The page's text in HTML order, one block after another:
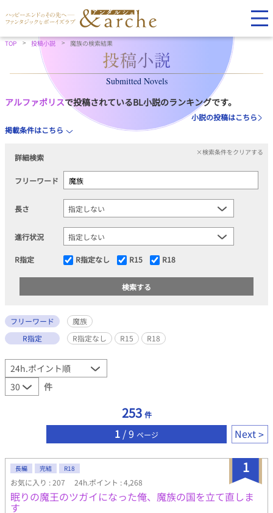
TOP 投稿小説 魔族の検索結果
Submitted Novels
アルファポリスで投稿されているBL小説のランキングです。
小説の投稿はこちら
掲載条件はこちら
詳細検索
×検索条件をクリアする
フリーワード
長さ
進行状況
R指定 R指定なし R15 R18
フリーワード
魔族
R指定
R指定なし R15 R18
件
253 件
1 / 9 ページ Next
1
長編 完結 R18
お気に入り : 207 24h.ポイント : 4,268
眠りの魔王のツガイになった俺、魔族の国を立て直しま
す